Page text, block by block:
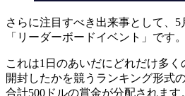
さらに注目すべき出来事として、
「リーダーボードイベント」です。
これは1日のあいだにどれだけ多
開封したかを競うランキング形式
合計500ドルの賞金が分配されます